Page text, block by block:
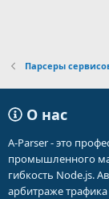
Парсеры
О нас
A-Parser - это
промышленного
гибкость Node.js.
арбитраже